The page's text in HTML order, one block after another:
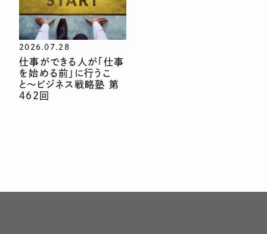
2026.07.28
仕事ができる人が「仕事
を始める前」に行うこ
と〜ビジネス戦略塾 第
462回